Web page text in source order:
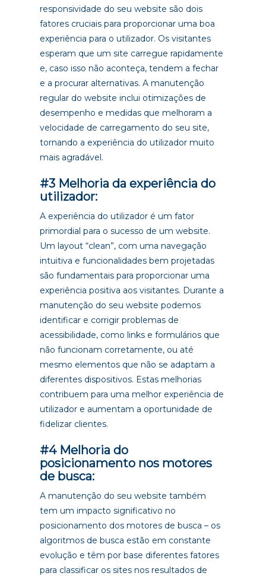
responsividade do seu website são dois
fatores cruciais para proporcionar uma boa
experiência para o utilizador. Os visitantes
esperam que um site carregue rapidamente
e, caso isso não aconteça, tendem a fechar
e a procurar alternativas. A manutenção
regular do website inclui otimizações de
desempenho e medidas que melhoram a
velocidade de carregamento do seu site,
tornando a experiência do utilizador muito
mais agradável.
#3 Melhoria da experiência do
utilizador:
A experiência do utilizador é um fator
primordial para o sucesso de um website.
Um layout “clean”, com uma navegação
intuitiva e funcionalidades bem projetadas
são fundamentais para proporcionar uma
experiência positiva aos visitantes. Durante a
manutenção do seu website podemos
identificar e corrigir problemas de
acessibilidade, como links e formulários que
não funcionam corretamente, ou até
mesmo elementos que não se adaptam a
diferentes dispositivos. Estas melhorias
contribuem para uma melhor experiência de
utilizador e aumentam a oportunidade de
fidelizar clientes.
#4 Melhoria do
posicionamento nos motores
de busca:
A manutenção do seu website também
tem um impacto significativo no
posicionamento dos motores de busca – os
algoritmos de busca estão em constante
evolução e têm por base diferentes fatores
para classificar os sites nos resultados de